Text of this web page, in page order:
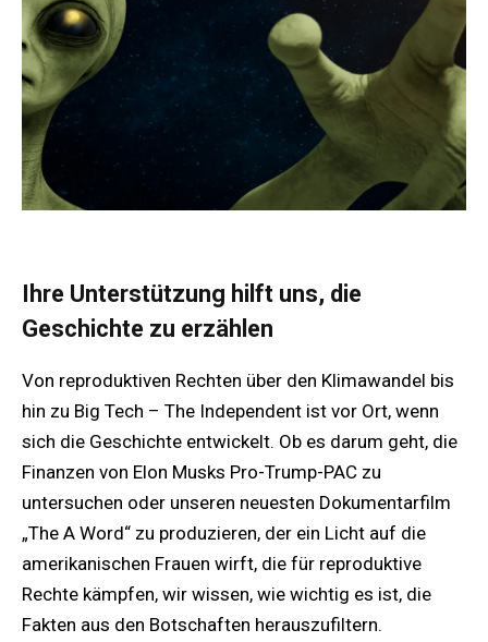
Ihre Unterstützung hilft uns, die
Geschichte zu erzählen
Von reproduktiven Rechten über den Klimawandel bis
hin zu Big Tech – The Independent ist vor Ort, wenn
sich die Geschichte entwickelt. Ob es darum geht, die
Finanzen von Elon Musks Pro-Trump-PAC zu
untersuchen oder unseren neuesten Dokumentarfilm
„The A Word“ zu produzieren, der ein Licht auf die
amerikanischen Frauen wirft, die für reproduktive
Rechte kämpfen, wir wissen, wie wichtig es ist, die
Fakten aus den Botschaften herauszufiltern.